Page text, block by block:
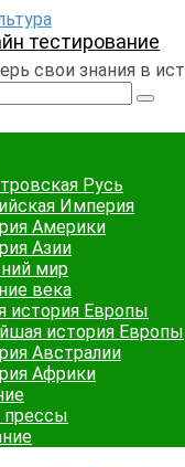
тестирование
свои знания в
Русь
Империя
Америки
Азии
мир
века
история Европы
история Европы
Австралии
Африки
прессы